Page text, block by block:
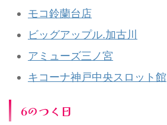
モコ鈴蘭台店
ビッグアップル.加古川
アミューズ三ノ宮
キコーナ神戸中央スロット館
6のつく日